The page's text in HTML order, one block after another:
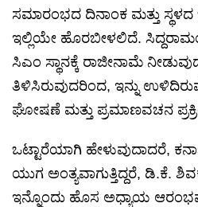
ಸಮಾರಂಭದ ದಿನಾಂಕ ಮತ್ತು
ಇಲ್ಲಿಯೇ ಹೊರಬೀಳಲಿದೆ.
ಸಿಎಂ ಸ್ಥಾನಕ್ಕೆ ರಾಜೀನಾಮೆ
ತಿಳಿಸಿರುವುದರಿಂದ, ಇನ್ನು
ಘೋಷಣೆ ಮತ್ತು ಪ್ರಮಾಣವಚನ
ಒಟ್ಟಾರೆಯಾಗಿ ಹೇಳುವುದಾದರೆ,
ಯುಗ ಅಂತ್ಯವಾಗುತ್ತಿದ್ದರೆ, ಡಿ.ಕೆ.
ಇನ್ನೊಂದು ಹೊಸ ಅಧ್ಯಾಯ